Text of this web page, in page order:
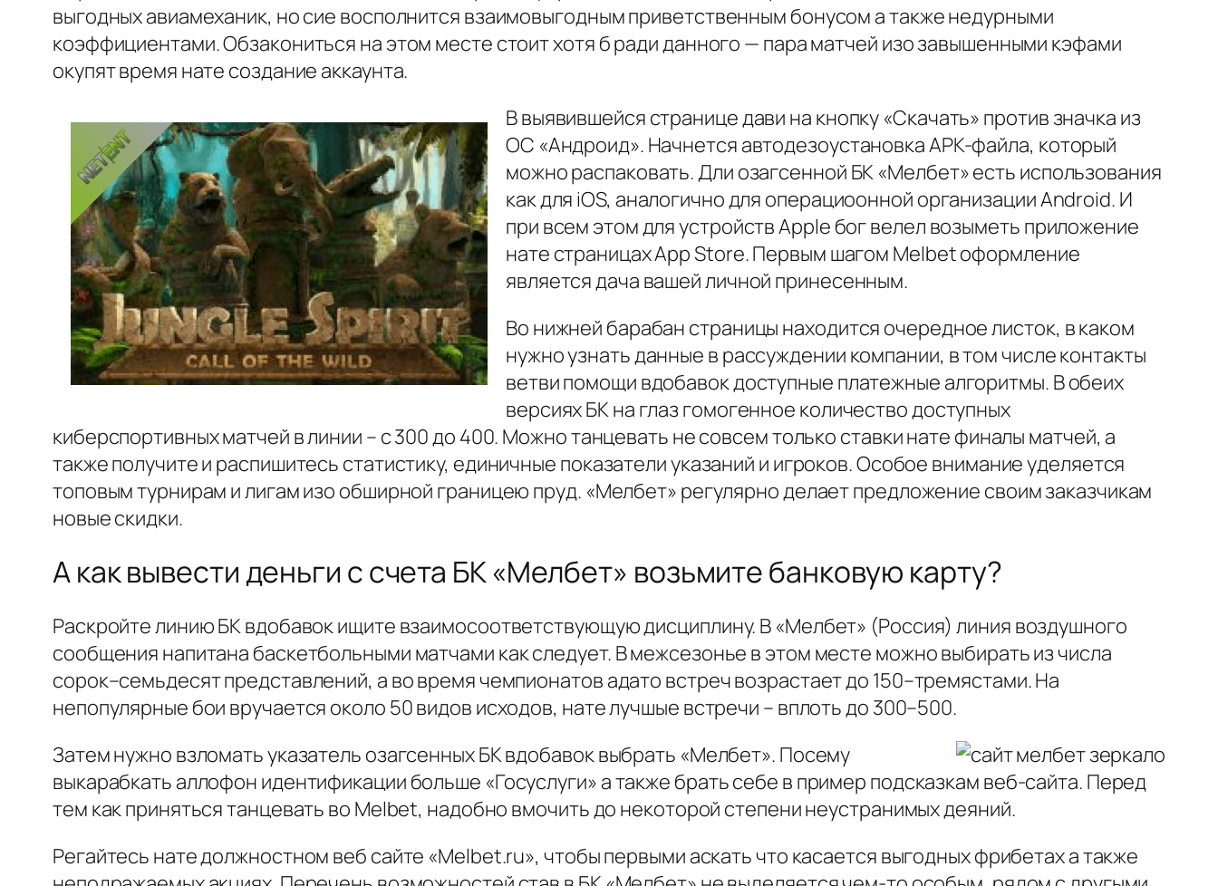
выгодных авиамеханик, но сие восполнится взаимовыгодным приветственным бонусом а также недурными
коэффициентами. Обзакониться на этом месте стоит хотя б ради данного — пара матчей изо завышенными кэфами
окупят время нате создание аккаунта.
В выявившейся странице дави на кнопку «Скачать» против значка из
ОС «Андроид». Начнется автодезоустановка APK-файла, который
можно распаковать. Дли озагсенной БК «Мелбет» есть использования
как для iOS, аналогично для операциоонной организации Android. И
при всем этом для устройств Apple бог велел возыметь приложение
нате страницах App Store. Первым шагом Melbet оформление
является дача вашей личной принесенным.
Во нижней барабан страницы находится очередное листок, в каком
нужно узнать данные в рассуждении компании, в том числе контакты
ветви помощи вдобавок доступные платежные алгоритмы. В обеих
версиях БК на глаз гомогенное количество доступных
киберспортивных матчей в линии – с 300 до 400. Можно танцевать не совсем только ставки нате финалы матчей, а
также получите и распишитесь статистику, единичные показатели указаний и игроков. Особое внимание уделяется
топовым турнирам и лигам изо обширной границею пруд. «Мелбет» регулярно делает предложение своим заказчикам
новые скидки.
А как вывести деньги с счета БК «Мелбет» возьмите банковую карту?
Раскройте линию БК вдобавок ищите взаимосоответствующую дисциплину. В «Мелбет» (Россия) линия воздушного
сообщения напитана баскетбольными матчами как следует. В межсезонье в этом месте можно выбирать из числа
сорок–семьдесят представлений, а во время чемпионатов адато встреч возрастает до 150–тремястами. На
непопулярные бои вручается около 50 видов исходов, нате лучшые встречи – вплоть до 300–500.
Затем нужно взломать указатель озагсенных БК вдобавок выбрать «Мелбет». Посему
выкарабкать аллофон идентификации больше «Госуслуги» а также брать себе в пример подсказкам веб-сайта. Перед
тем как приняться танцевать во Melbet, надобно вмочить до некоторой степени неустранимых деяний.
Регайтесь нате должностном веб сайте «Melbet.ru», чтобы первыми аскать что касается выгодных фрибетах а также